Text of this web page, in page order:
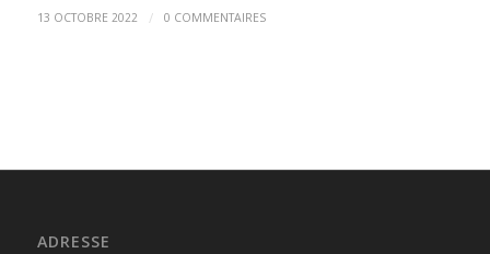
13 OCTOBRE 2022 / 0 COMMENTAIRES
ADRESSE